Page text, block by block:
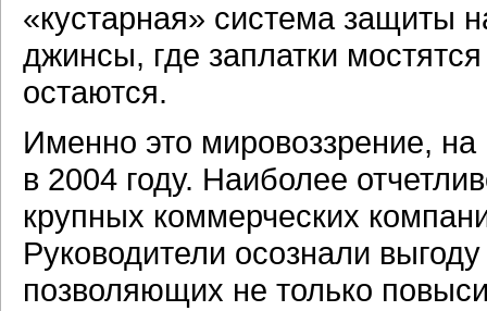
«кустарная» система защиты
джинсы, где заплатки
остаются.
Именно это мировоззрение,
в 2004 году. Наиболее
крупных коммерческих
Руководители осознали
позволяющих не только